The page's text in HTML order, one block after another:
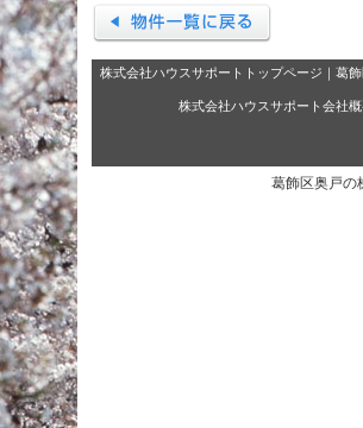
株式会社ハウスサポートトップページ ｜ 葛
株式会社ハウスサポート会社
葛飾区奥戸の